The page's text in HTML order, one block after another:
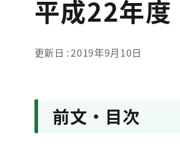
平成22年度
更新日 2019年9月10日
前文・目次